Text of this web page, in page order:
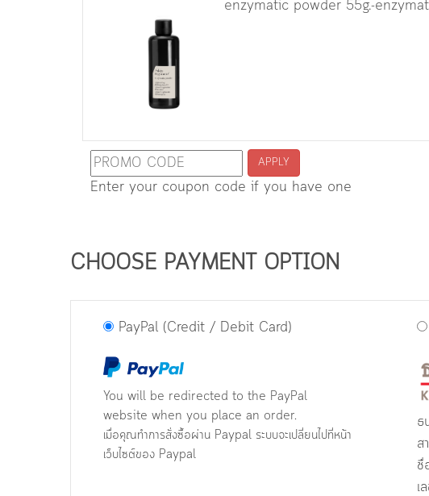
enzymatic powder 55g.-
APPLY
Enter your coupon code if you have one
CHOOSE PAYMENT OPTION
PayPal (Credit / Debit Card)
You will be redirected to the PayPal
website when you place an order.
เมื่อคุณทำการสั่งซื้อผ่าน Paypal ระบบจะเปลี่ยนไปที่หน้า
เว็บไซต์ของ Paypal
ธ
ส
ชื่
เ